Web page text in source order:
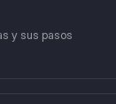
y sus pasos